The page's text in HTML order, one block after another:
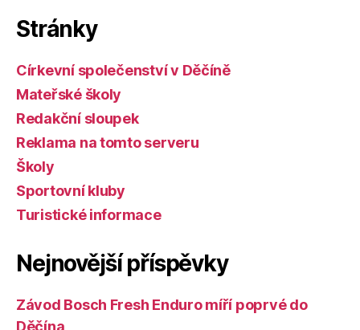
Stránky
Církevní společenství v Děčíně
Mateřské školy
Redakční sloupek
Reklama na tomto serveru
Školy
Sportovní kluby
Turistické informace
Nejnovější příspěvky
Závod Bosch Fresh Enduro míří poprvé do
Děčína